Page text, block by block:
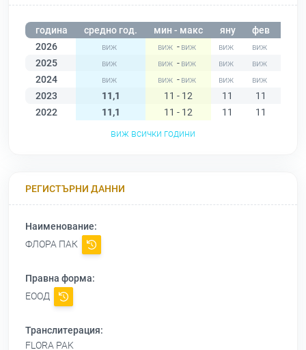
година средно год. мин - макс яну фев
2026
-
2025
-
2024
-
2023
11,1 11 - 12 11 11
2022
11,1 11 - 12 11 11
виж всички години
РЕГИСТЪРНИ ДАННИ
Наименование:
ФЛОРА ПАК
Правна форма:
ЕООД
Транслитерация:
FLORA PAK